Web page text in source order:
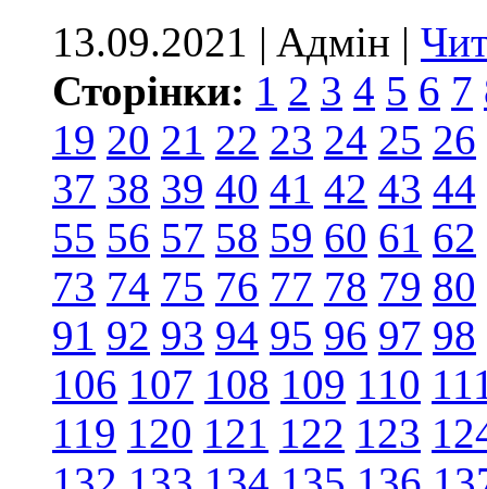
13.09.2021 | Aдмін |
Сторінки: 1 2 3 4 5 6 7
19 20 21 22 23 24 25 26
37 38 39 40 41 42 43 44
55 56 57 58 59 60 61 62
73 74 75 76 77 78 79 80
91 92 93 94 95 96 97 98
106 107 108 109 110
119 120 121 122 123